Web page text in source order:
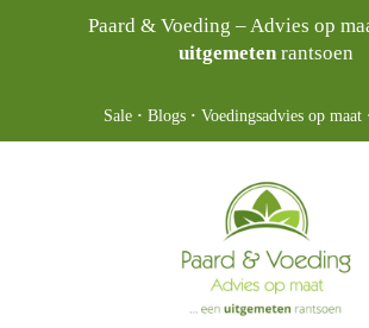
Paard & Voeding – Advies op
uitgemetenrantsoen
Sale ·Blogs ·Voedingsadvies op maat